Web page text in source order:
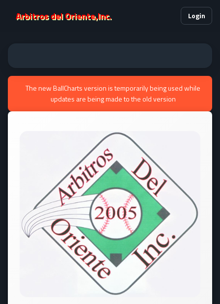
Arbitros del Oriente,Inc. Login
The new BallCharts version is temporarily being used while
updates are being made to the old version